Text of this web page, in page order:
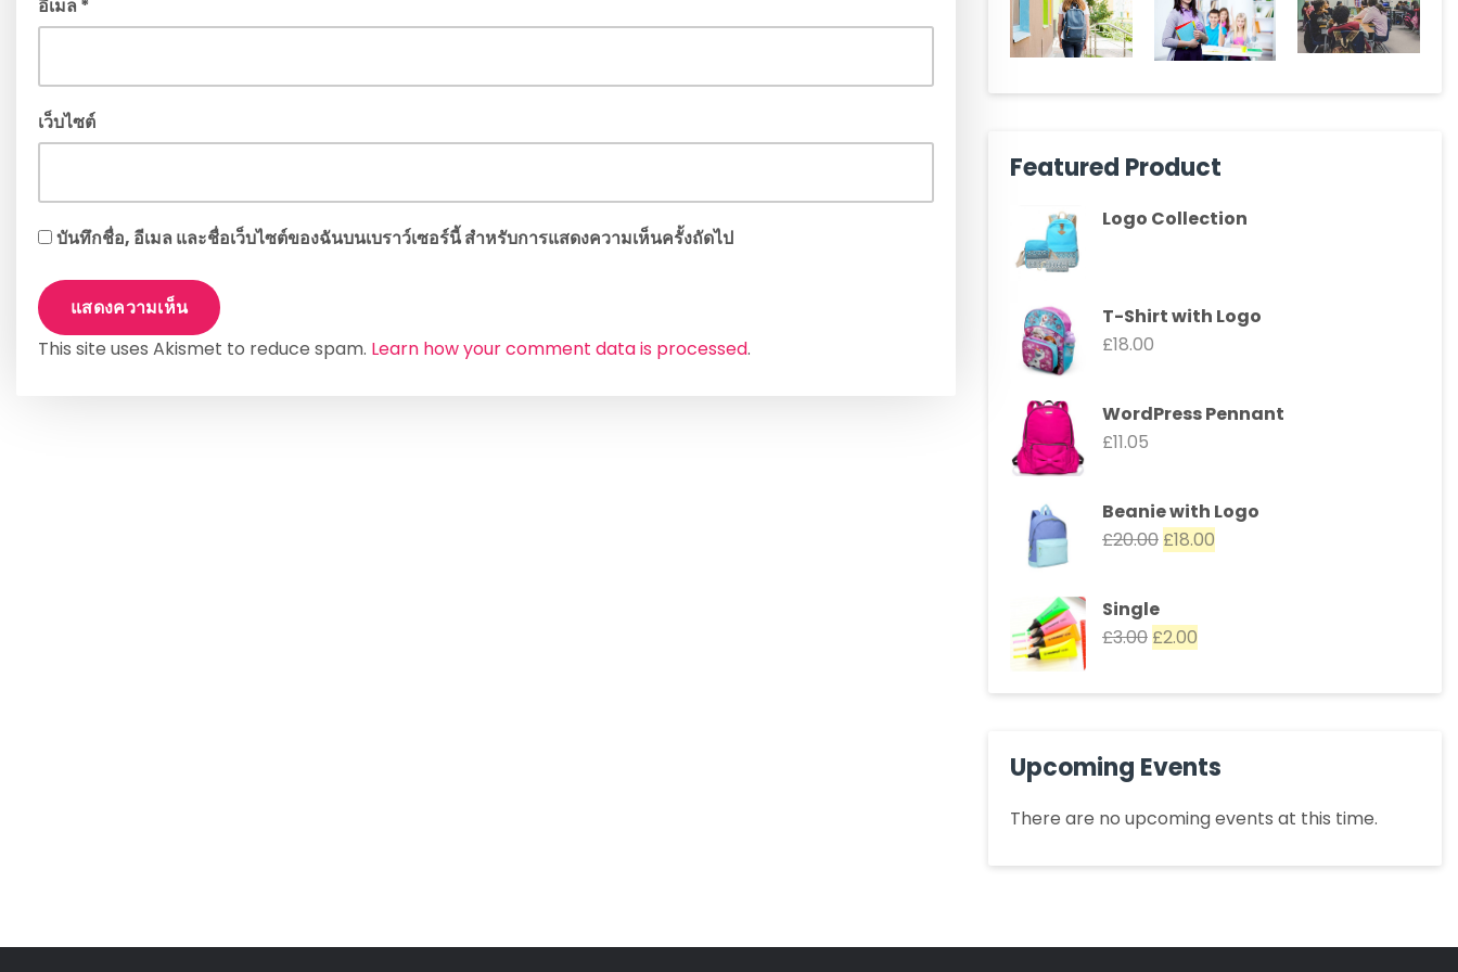
อีเมล *
เว็บไซต์
บันทึกชื่อ, อีเมล และชื่อเว็บไซต์ของฉันบนเบราว์เซอร์นี้ สำหรับการแสดงความเห็นครั้งถัดไป
This site uses Akismet to reduce spam. Learn how your comment data is processed.
Featured Product
Logo Collection
T-Shirt with Logo
£18.00
WordPress Pennant
£11.05
Beanie with Logo
£20.00 £18.00
Single
£3.00 £2.00
Upcoming Events
There are no upcoming events at this time.